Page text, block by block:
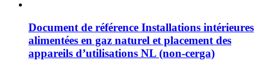
Document de référence Installations intérieures
alimentées en gaz naturel et placement des
appareils d’utilisations NL (non-cerga)